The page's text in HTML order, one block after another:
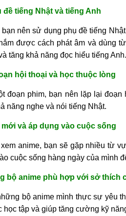
tiếng Nhật và tiếng Anh
bạn nên sử dụng phụ đề tiếng
được cách phát âm và dùng
tăng khả năng đọc hiểu tiếng Anh.
hội thoại và học thuộc lòng
đoạn phim, bạn nên lặp lại
năng nghe và nói tiếng Nhật.
và áp dụng vào cuộc sống
anime, bạn sẽ gặp nhiều từ
cuộc sống hàng ngày của mình
bộ anime phù hợp với sở thích
bộ anime mình thực sự yêu
học tập và giúp tăng cường kỹ